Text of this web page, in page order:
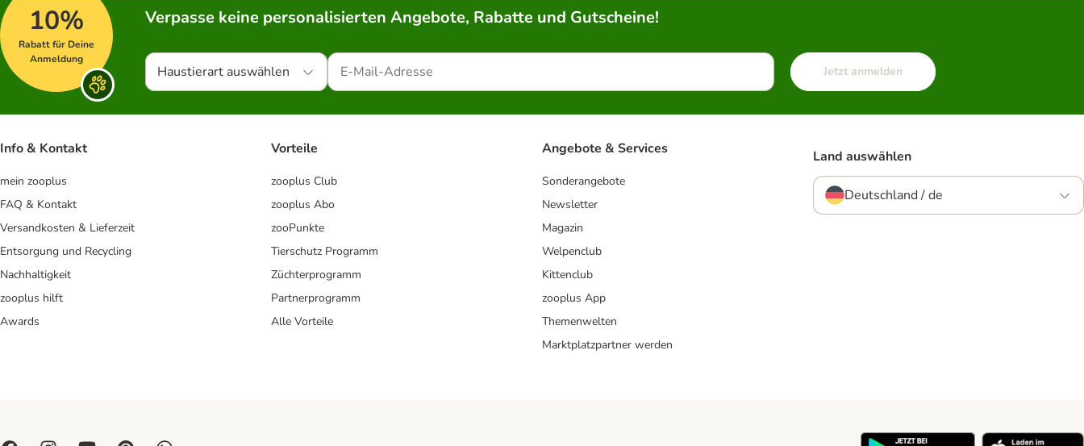
10%
Rabatt für Deine
Anmeldung
Verpasse keine personalisierten Angebote, Rabatte und Gutscheine!
Haustierart auswählen Jetzt anmelden
Info & Kontakt
mein zooplus
FAQ & Kontakt
Versandkosten & Lieferzeit
Entsorgung und Recycling
Nachhaltigkeit
zooplus hilft
Awards
Vorteile
zooplus Club
zooplus Abo
zooPunkte
Tierschutz Programm
Züchterprogramm
Partnerprogramm
Alle Vorteile
Angebote & Services
Sonderangebote
Newsletter
Magazin
Welpenclub
Kittenclub
zooplus App
Themenwelten
Marktplatzpartner werden
Land auswählen
Deutschland / de